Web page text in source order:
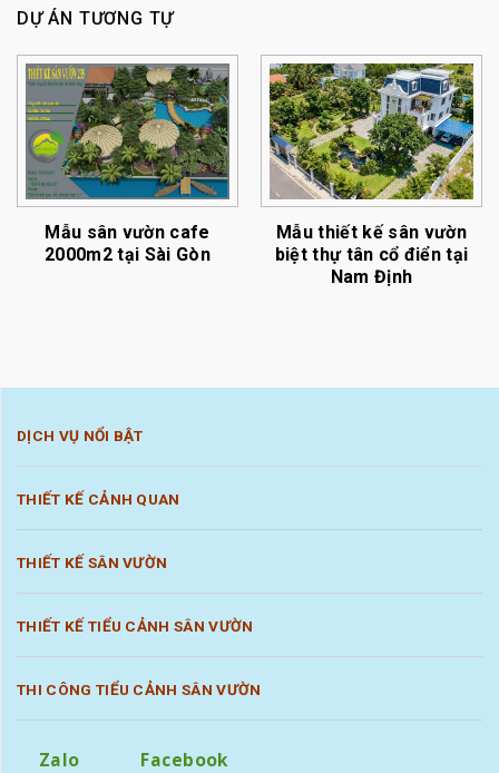
DỰ ÁN TƯƠNG TỰ
Mẫu sân vườn cafe
2000m2 tại Sài Gòn
Mẫu thiết kế sân vườn
biệt thự tân cổ điển tại
Nam Định
DỊCH VỤ NỔI BẬT
THIẾT KẾ CẢNH QUAN
THIẾT KẾ SÂN VƯỜN
THIẾT KẾ TIỂU CẢNH SÂN VƯỜN
THI CÔNG TIỂU CẢNH SÂN VƯỜN
Zalo Facebook